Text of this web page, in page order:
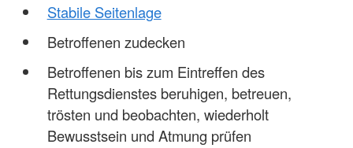
Stabile Seitenlage
Betroffenen zudecken
Betroffenen bis zum Eintreffen des
Rettungsdienstes beruhigen, betreuen,
trösten und beobachten, wiederholt
Bewusstsein und Atmung prüfen